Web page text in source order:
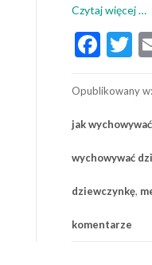
Czytaj więcej…
Opublikowany w:
jak
wychowywać
dziewczynkę,
komentarze